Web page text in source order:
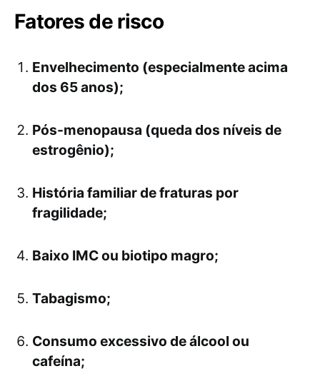
Fatores de risco
Envelhecimento (especialmente acima
dos 65 anos);
Pós-menopausa (queda dos níveis de
estrogênio);
História familiar de fraturas por
fragilidade;
Baixo IMC ou biotipo magro;
Tabagismo;
Consumo excessivo de álcool ou
cafeína;